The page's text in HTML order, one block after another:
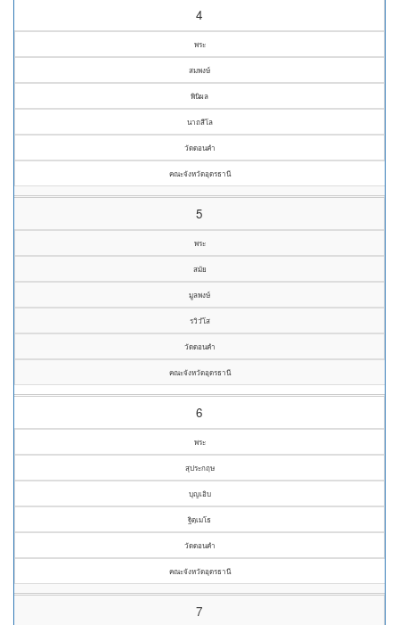
4
พระ
สมพงษ์
พินิผล
นาถสีโล
วัดดอนคำ
คณะจังหวัดอุดรธานี
5
พระ
สมัย
มูลพงษ์
รวิวํโส
วัดดอนคำ
คณะจังหวัดอุดรธานี
6
พระ
สุประกฤษ
บุญเอิบ
ฐิตฺเมโธ
วัดดอนคำ
คณะจังหวัดอุดรธานี
7